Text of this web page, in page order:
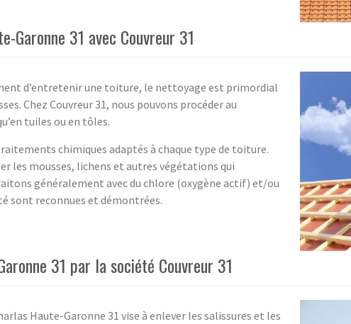
Garonne 31 avec Couvreur 31
d’entretenir une toiture, le nettoyage est primordial
Chez Couvreur 31, nous pouvons procéder au
tuiles ou en tôles.
chimiques adaptés à chaque type de toiture.
les mousses, lichens et autres végétations qui
généralement avec du chlore (oxygène actif) et/ou
sont reconnues et démontrées.
31 par la société Couvreur 31
Haute-Garonne 31 vise à enlever les salissures et les